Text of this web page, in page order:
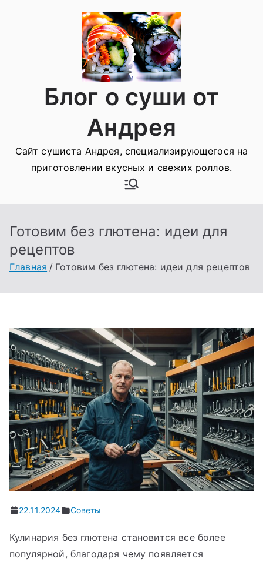
Блог о суши от
Андрея
Сайт сушиста Андрея, специализирующегося на
приготовлении вкусных и свежих роллов.
Готовим без глютена: идеи для
рецептов
Главная Готовим без глютена: идеи для рецептов
22.11.2024 Советы
Кулинария без глютена становится все более
популярной, благодаря чему появляется